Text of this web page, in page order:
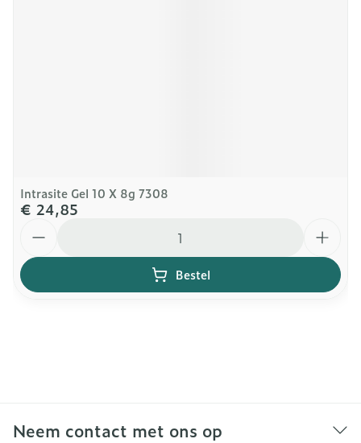
Intrasite Gel 10 X 8g 7308
€ 24,85
Bestel
Neem contact met ons op